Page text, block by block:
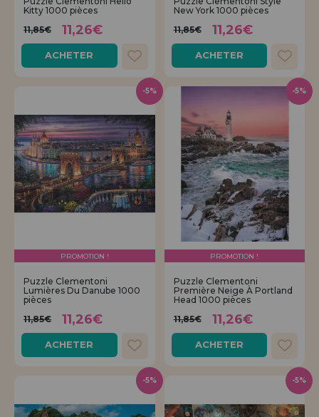
Kitty 1000 pièces
11,85€
11,26€
ACHETER
New York 1000 pièces
11,85€
11,26€
ACHETER
PROMOTION !
Puzzle Clementoni
Lumières Du Danube 1000
pièces
11,85€
11,26€
ACHETER
-5%
PROMOTION !
Puzzle Clementoni
Première Neige À Portland
Head 1000 pièces
11,85€
11,26€
ACHETER
-5%
-5% -5%